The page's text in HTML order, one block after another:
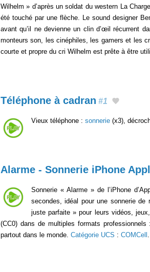
Wilhelm » d’après un soldat du western La
été touché par une flèche. Le sound designer
avant qu’il ne devienne un clin d’œil récurrent
monteurs son, les cinéphiles, les gamers et les
courte et propre du cri Wilhelm est prête à être
Téléphone à cadran #1
Vieux téléphone : sonnerie (x3),
Alarme - Sonnerie iPhone
Sonnerie « Alarme » de l’iPhone
secondes, idéal pour une sonnerie de
juste parfaite » pour leurs vidéos,
(CC0) dans de multiples formats
partout dans le monde. Catégorie UCS : COMCell